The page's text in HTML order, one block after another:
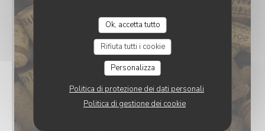
Ok, accetta tutto
Rifiuta tutti i cookie
Personalizza
Politica di protezione dei dati personali
Politica di gestione dei cookie